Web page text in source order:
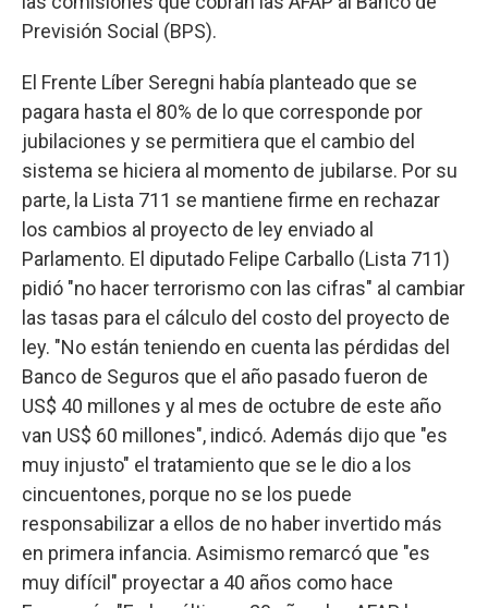
Previsión Social (BPS).
El Frente Líber Seregni había planteado que se
pagara hasta el 80% de lo que corresponde por
jubilaciones y se permitiera que el cambio del
sistema se hiciera al momento de jubilarse. Por su
parte, la Lista 711 se mantiene firme en rechazar
los cambios al proyecto de ley enviado al
Parlamento. El diputado Felipe Carballo (Lista 711)
pidió "no hacer terrorismo con las cifras" al cambiar
las tasas para el cálculo del costo del proyecto de
ley. "No están teniendo en cuenta las pérdidas del
Banco de Seguros que el año pasado fueron de
US$ 40 millones y al mes de octubre de este año
van US$ 60 millones", indicó. Además dijo que "es
muy injusto" el tratamiento que se le dio a los
cincuentones, porque no se los puede
responsabilizar a ellos de no haber invertido más
en primera infancia. Asimismo remarcó que "es
muy difícil" proyectar a 40 años como hace